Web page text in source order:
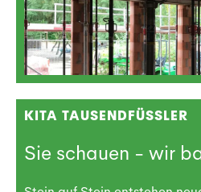
KITA TAUSENDFÜSSLER
Sie schauen - wir